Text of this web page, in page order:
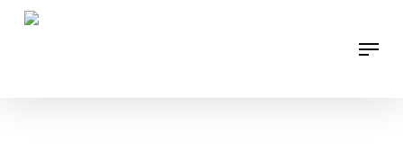
Skip
Menu